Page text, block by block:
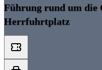
Führung rund um die
Herrfuhrtplatz